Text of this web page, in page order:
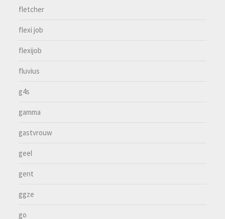
fletcher
flexi job
flexijob
fluvius
g4s
gamma
gastvrouw
geel
gent
ggze
go